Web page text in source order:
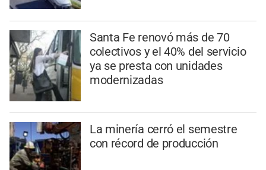
Santa Fe renovó más de 70
colectivos y el 40% del servicio
ya se presta con unidades
modernizadas
La minería cerró el semestre
con récord de producción